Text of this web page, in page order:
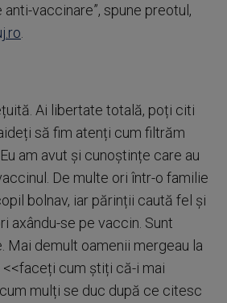
vaccinare”, spune preotul,
Ai libertate totală, poți citi
să fim atenți cum filtrăm
am avut și cunoștințe care au
De multe ori într-o familie
bolnav, iar părinții caută fel și
axându-se pe vaccin. Sunt
Mai demult oamenii mergeau la
cum știți că-i mai
mulți se duc după ce citesc